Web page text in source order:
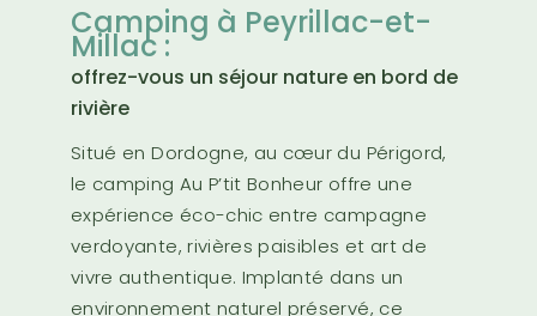
Camping à Peyrillac-et-
Millac :
offrez-vous un séjour nature en bord de
rivière
Situé en Dordogne, au cœur du Périgord,
le camping Au P’tit Bonheur offre une
expérience éco-chic entre campagne
verdoyante, rivières paisibles et art de
vivre authentique. Implanté dans un
environnement naturel préservé, ce